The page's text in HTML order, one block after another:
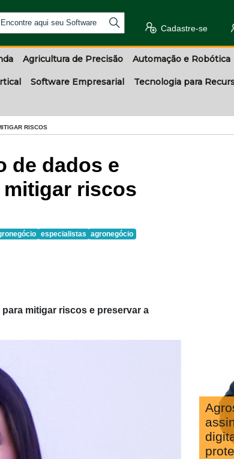
Encontre aqui seu Software
Cadastre-se
Agricultura de Precisão Automação e Robótica
Software Empresarial Tecnologia para
RISCOS
de dados e
mitigar riscos
especialistas agronegócio
mitigar riscos e preservar a